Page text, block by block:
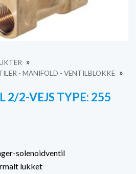
»
- MANIFOLD - VENTILBLOKKE »
2/2-VEJS TYPE: 255
solenoidventil
lukket